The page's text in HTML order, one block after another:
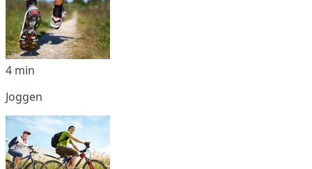
4 min
Joggen